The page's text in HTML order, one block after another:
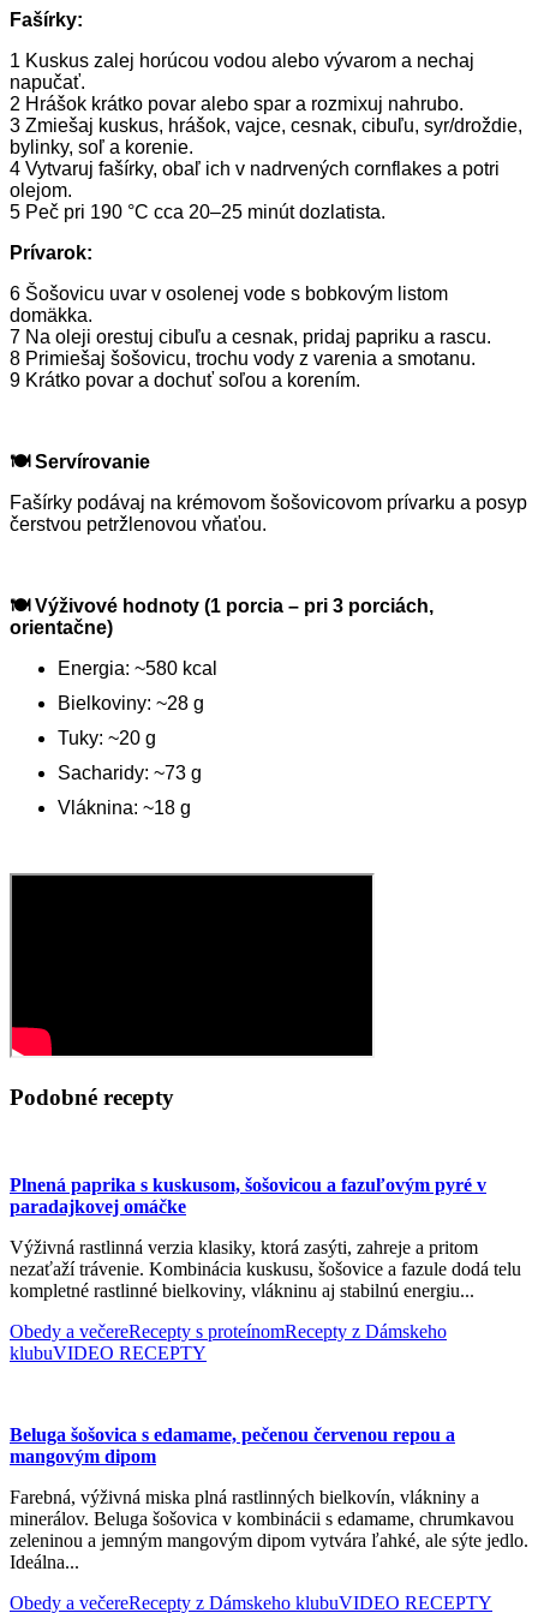
Fašírky:
1️ Kuskus zalej horúcou vodou alebo vývarom a nechaj
napučať.
2 Hrášok krátko povar alebo spar a rozmixuj nahrubo.
3️ Zmiešaj kuskus, hrášok, vajce, cesnak, cibuľu, syr/droždie,
bylinky, soľ a korenie.
4️ Vytvaruj fašírky, obaľ ich v nadrvených cornflakes a potri
olejom.
5️ Peč pri 190 °C cca 20–25 minút dozlatista.
Prívarok:
6️ Šošovicu uvar v osolenej vode s bobkovým listom
domäkka.
7️ Na oleji orestuj cibuľu a cesnak, pridaj papriku a rascu.
8️ Primiešaj šošovicu, trochu vody z varenia a smotanu.
9️ Krátko povar a dochuť soľou a korením.
🍽Servírovanie
Fašírky podávaj na krémovom šošovicovom prívarku a posyp
čerstvou petržlenovou vňaťou.
🍽Výživové hodnoty (1 porcia – pri 3 porciách,
orientačne)
Energia: ~580 kcal
Bielkoviny: ~28 g
Tuky: ~20 g
Sacharidy: ~73 g
Vláknina: ~18 g
Podobné recepty
Plnená paprika s kuskusom, šošovicou a fazuľovým pyré v
paradajkovej omáčke
Výživná rastlinná verzia klasiky, ktorá zasýti, zahreje a pritom
nezaťaží trávenie. Kombinácia kuskusu, šošovice a fazule dodá telu
kompletné rastlinné bielkoviny, vlákninu aj stabilnú energiu...
Obedy a večereRecepty s proteínomRecepty z Dámskeho
klubuVIDEO RECEPTY
Beluga šošovica s edamame, pečenou červenou repou a
mangovým dipom
Farebná, výživná miska plná rastlinných bielkovín, vlákniny a
minerálov. Beluga šošovica v kombinácii s edamame, chrumkavou
zeleninou a jemným mangovým dipom vytvára ľahké, ale sýte jedlo.
Ideálna...
Obedy a večereRecepty z Dámskeho klubuVIDEO RECEPTY